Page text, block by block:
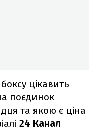
цікавить
поєдинок
та якою є ціна
24 Канал